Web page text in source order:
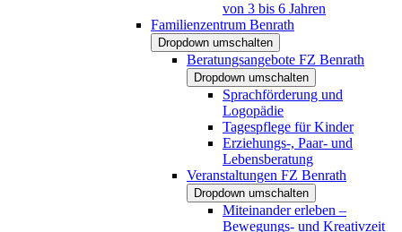
von 3 bis 6 Jahren
Familienzentrum Benrath
Dropdown umschalten
Beratungsangebote FZ Benrath
Dropdown umschalten
Sprachförderung und
Logopädie
Tagespflege für Kinder
Erziehungs-, Paar- und
Lebensberatung
Veranstaltungen FZ Benrath
Dropdown umschalten
Miteinander erleben –
Bewegungs- und Kreativzeit